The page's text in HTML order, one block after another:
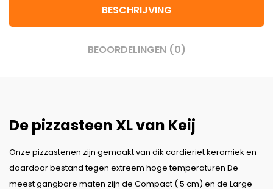
BESCHRIJVING
BEOORDELINGEN (0)
De pizzasteen XL van Keij
Onze pizzastenen zijn gemaakt van dik cordieriet keramiek en
daardoor bestand tegen extreem hoge temperaturen De
meest gangbare maten zijn de Compact ( 5 cm) en de Large